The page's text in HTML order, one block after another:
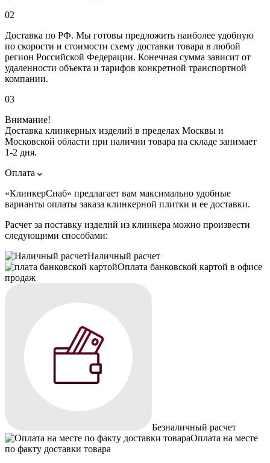
02
Доставка по РФ. Мы готовы предложить наиболее удобную
по скорости и стоимости схему доставки товара в любой
регион Российской Федерации. Конечная сумма зависит от
удаленности объекта и тарифов конкретной транспортной
компании.
03
Внимание!
Доставка клинкерных изделий в пределах Москвы и
Московской области при наличии товара на складе занимает
1-2 дня.
Оплата
«КлинкерСнаб» предлагает вам максимально удобные
варианты оплаты заказа клинкерной плитки и ее доставки.
Расчет за поставку изделий из клинкера можно произвести
следующими способами:
Наличный расчет
Оплата банковской картой в офисе
продаж
Безналичный расчет
Оплата на месте
по факту доставки товара